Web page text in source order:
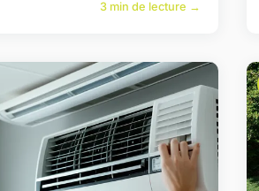
3 min de lecture →